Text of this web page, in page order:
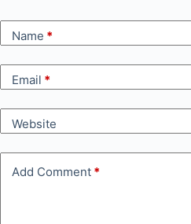
Name *
Email *
Website
Add Comment *